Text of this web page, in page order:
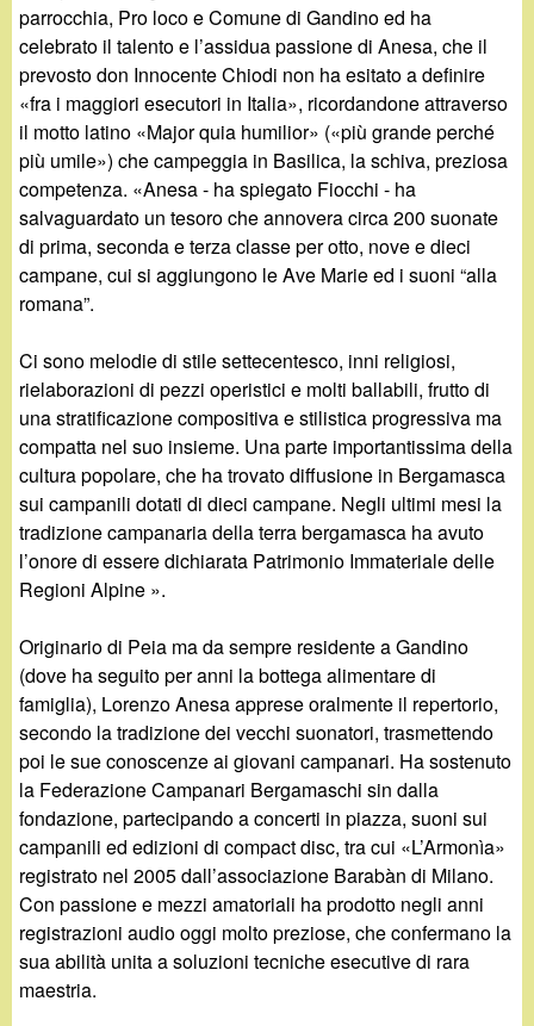
parrocchia, Pro loco e Comune di Gandino ed ha
celebrato il talento e l’assidua passione di Anesa, che il
prevosto don Innocente Chiodi non ha esitato a definire
«fra i maggiori esecutori in Italia», ricordandone attraverso
il motto latino «Major quia humilior» («più grande perché
più umile») che campeggia in Basilica, la schiva, preziosa
competenza. «Anesa - ha spiegato Fiocchi - ha
salvaguardato un tesoro che annovera circa 200 suonate
di prima, seconda e terza classe per otto, nove e dieci
campane, cui si aggiungono le Ave Marie ed i suoni “alla
romana”.
Ci sono melodie di stile settecentesco, inni religiosi,
rielaborazioni di pezzi operistici e molti ballabili, frutto di
una stratificazione compositiva e stilistica progressiva ma
compatta nel suo insieme. Una parte importantissima della
cultura popolare, che ha trovato diffusione in Bergamasca
sui campanili dotati di dieci campane. Negli ultimi mesi la
tradizione campanaria della terra bergamasca ha avuto
l’onore di essere dichiarata Patrimonio Immateriale delle
Regioni Alpine ».
Originario di Peia ma da sempre residente a Gandino
(dove ha seguito per anni la bottega alimentare di
famiglia), Lorenzo Anesa apprese oralmente il repertorio,
secondo la tradizione dei vecchi suonatori, trasmettendo
poi le sue conoscenze ai giovani campanari. Ha sostenuto
la Federazione Campanari Bergamaschi sin dalla
fondazione, partecipando a concerti in piazza, suoni sui
campanili ed edizioni di compact disc, tra cui «L’Armonìa»
registrato nel 2005 dall’associazione Barabàn di Milano.
Con passione e mezzi amatoriali ha prodotto negli anni
registrazioni audio oggi molto preziose, che confermano la
sua abilità unita a soluzioni tecniche esecutive di rara
maestria.